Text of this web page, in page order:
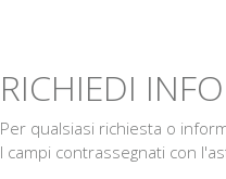
RICHIEDI
Per qualsiasi richiesta o
I campi contrassegnati con